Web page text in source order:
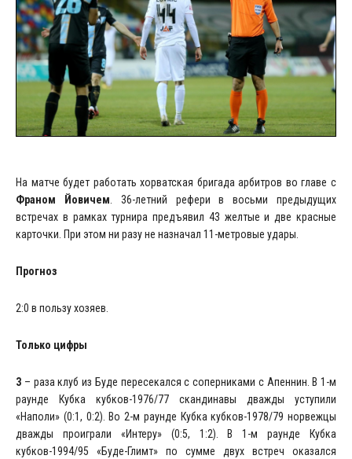
На матче будет работать хорватская бригада арбитров во главе с
Франом Йовичем . 36-летний рефери в восьми предыдущих
встречах в рамках турнира предъявил 43 желтые и две красные
карточки. При этом ни разу не назначал 11-метровые удары.
Прогноз
2:0 в пользу хозяев.
Только цифры
3 – раза клуб из Буде пересекался с соперниками с Апеннин. В 1-м
раунде Кубка кубков-1976/77 скандинавы дважды уступили
«Наполи» (0:1, 0:2). Во 2-м раунде Кубка кубков-1978/79 норвежцы
дважды проиграли «Интеру» (0:5, 1:2). В 1-м раунде Кубка
кубков-1994/95 «Буде-Глимт» по сумме двух встреч оказался